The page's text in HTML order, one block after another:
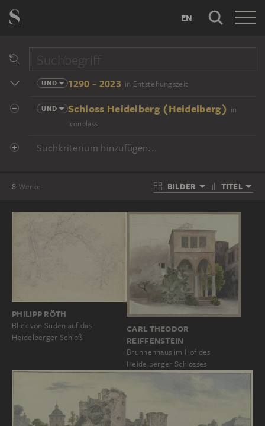
EN
UND 1290 - 2023 in Entstehungszeit
UND Schloss Heidelberg (Heidelberg) in
Iconclass
Suchkriterium hinzufügen...
8 Werke BILDER TITEL
PHILIPP RÖTH
Blick von Süden auf das
Heidelberger Schloß
CARL THEODOR
REIFFENSTEIN
Brunnenhaus im Hof des
Heidelberger Schlosses